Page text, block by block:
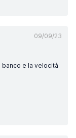
09/09/23
e la velocità